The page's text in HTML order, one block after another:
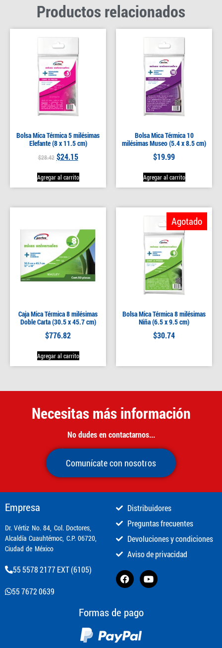
Productos relacionados
Bolsa Mica Térmica 5 milésimas
Elefante (8 x 11.5 cm)
$28.42 $24.15
Agregar al carrito
Bolsa Mica Térmica 10
milésimas Museo (5.4 x 8.5 cm)
$19.99
Agregar al carrito
Caja Mica Térmica 8 milésimas
Doble Carta (30.5 x 45.7 cm)
$776.82
Agregar al carrito
Bolsa Mica Térmica 8 milésimas
Niña (6.5 x 9.5 cm)
$30.74
Agotado
Necesitas más información
No dudes en contactarnos...
Comunícate con nosotros
Empresa
​Dr. Vértiz No. 84, Col. Doctores,
Alcaldía Cuauhtémoc, C.P. 06720,
Ciudad de México
55 5578 2177 EXT (6105)
55 7672 0639
Distribuidores
Preguntas frecuentes
Devoluciones y condiciones
Aviso de privacidad
Formas de pago